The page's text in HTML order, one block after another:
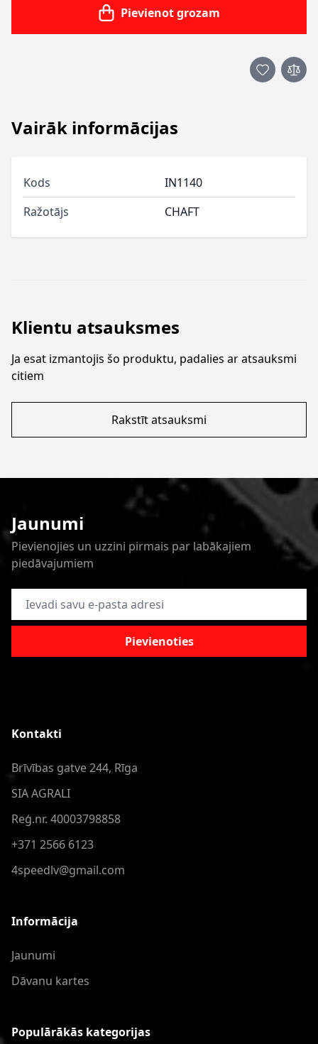
Pievienot grozam
Vairāk informācijas
Kods
IN1140
Ražotājs
CHAFT
Klientu atsauksmes
Ja esat izmantojis šo produktu, padalies ar atsauksmi
citiem
Rakstīt atsauksmi
Jaunumi
Pievienojies un uzzini pirmais par labākajiem
piedāvajumiem
E-pasta adrese
Pievienoties
Kontakti
Brīvības gatve 244, Rīga
SIA AGRALI
Reģ.nr. 40003798858
+371 2566 6123
4speedlv@gmail.com
Informācija
Jaunumi
Dāvanu kartes
Populārākās kategorijas